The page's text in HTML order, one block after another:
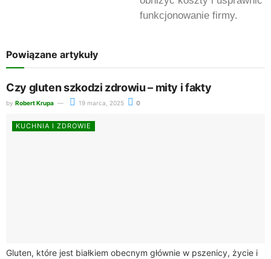
funkcjonowanie firmy.
Powiązane artykuły
Czy gluten szkodzi zdrowiu – mity i fakty
by Robert Krupa 19 marca, 2025 0
KUCHNIA I ZDROWIE
Gluten, które jest białkiem obecnym głównie w pszenicy, życie i